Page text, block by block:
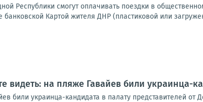
Республики смогут оплачивать поездки в
банковской Картой жителя ДНР (пластиковой или
видеть: на пляже Гавайев били украинца-
били украинца-кандидата в палату представителей от